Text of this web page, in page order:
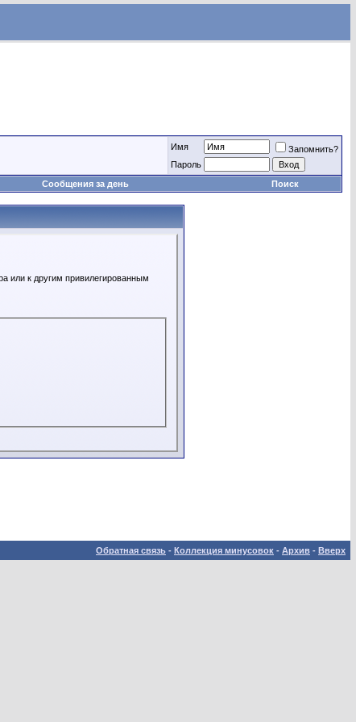
Имя
Запомнить?
Пароль
Сообщения за день Поиск
или к другим привилегированным
Обратная связь - Коллекция минусовок - Архив - Вверх